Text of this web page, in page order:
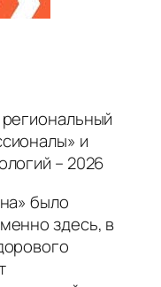
и
– 2026
было
здесь, в